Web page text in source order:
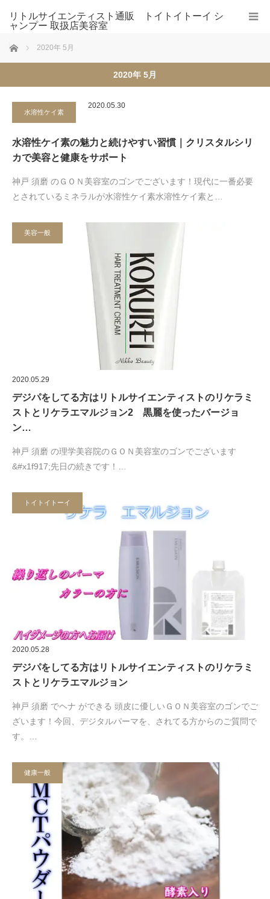
リトルサイエンティスト通販 トイトイトーイ シ
ャンプー 取扱店美容室
ホーム 2020年 5月
2020年 5月
水溶性ケイ素
2020.05.30
水溶性ケイ素の魅力と続けやすい習慣｜クリスタルシリ
カで美容と健康をサポート
神戸 須磨 のＧＯＮ美容室のゴンでございます！現代に一番必要
とされているミネラルが水溶性ケイ素水溶性ケイ素と…
美容一般
2020.05.29
デジパをしてる方はリトルサイエンティストのリケラミ
ストとリケラエマルジョン2 黒麗を使ったバージョ
ン…
神戸 須磨 の理学美容院のＧＯＮ美容室のゴンでございます
&#x1f917;先日の続きです！…
トイトイトーイ
2020.05.28
デジパをしてる方はリトルサイエンティストのリケラミ
ストとリケラエマルジョン
神戸 須磨 でヘナ ができる 頭皮に優しいＧＯＮ美容室のゴンでご
ざいます！今回、デジタルパーマを、されてる方からのご質問で
す。…
健康一般